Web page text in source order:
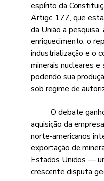
espírito da
Artigo 177, que
da União a pesquisa,
enriquecimento, o
industrialização e o
minerais nucleares e
podendo sua
sob regime de
aquisição da
norte-americanos
exportação de
Estados Unidos —
crescente disputa